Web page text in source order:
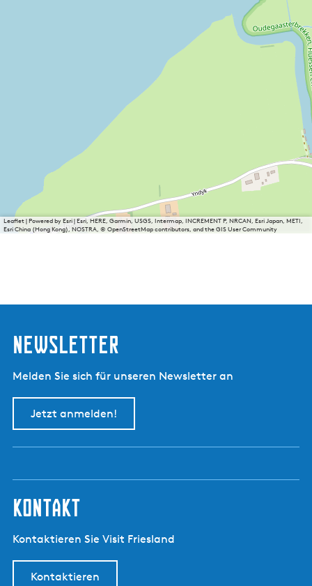
Leaflet|Powered by Esri | Esri, HERE, Garmin, USGS, Intermap, INCREMENT P, NRCAN, Esri Japan, METI,
Esri China (Hong Kong), NOSTRA, © OpenStreetMap contributors, and the GIS User Community
Newsletter
Melden Sie sich für unseren Newsletter an
Jetzt anmelden!
kontakt
Kontaktieren Sie Visit Friesland
Kontaktieren